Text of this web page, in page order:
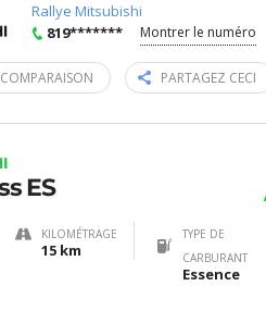
Rallye Mitsubishi
819*******
Montrer le numéro
PARTAGEZ CECI
ES
KILOMÉTRAGE
15 km
TYPE DE
CARBURANT
Essence